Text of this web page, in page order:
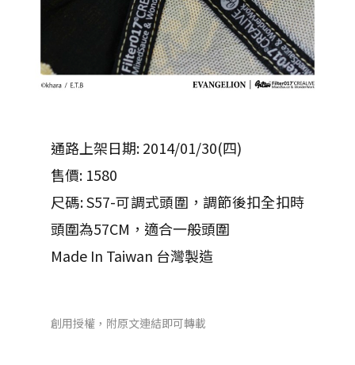
通路上架日期: 2014/01/30(四)
售價: 1580
尺碼: S57-可調式頭圍，調節後扣全扣時
頭圍為57CM，適合一般頭圍
Made In Taiwan 台灣製造
創用授權，附原文連結即可轉載